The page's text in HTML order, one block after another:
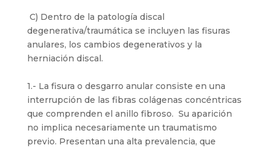
C) Dentro de la patología discal
degenerativa/traumática se incluyen las fisuras
anulares, los cambios degenerativos y la
herniación discal.
1.- La fisura o desgarro anular consiste en una
interrupción de las fibras colágenas concéntricas
que comprenden el anillo fibroso. Su aparición
no implica necesariamente un traumatismo
previo. Presentan una alta prevalencia, que